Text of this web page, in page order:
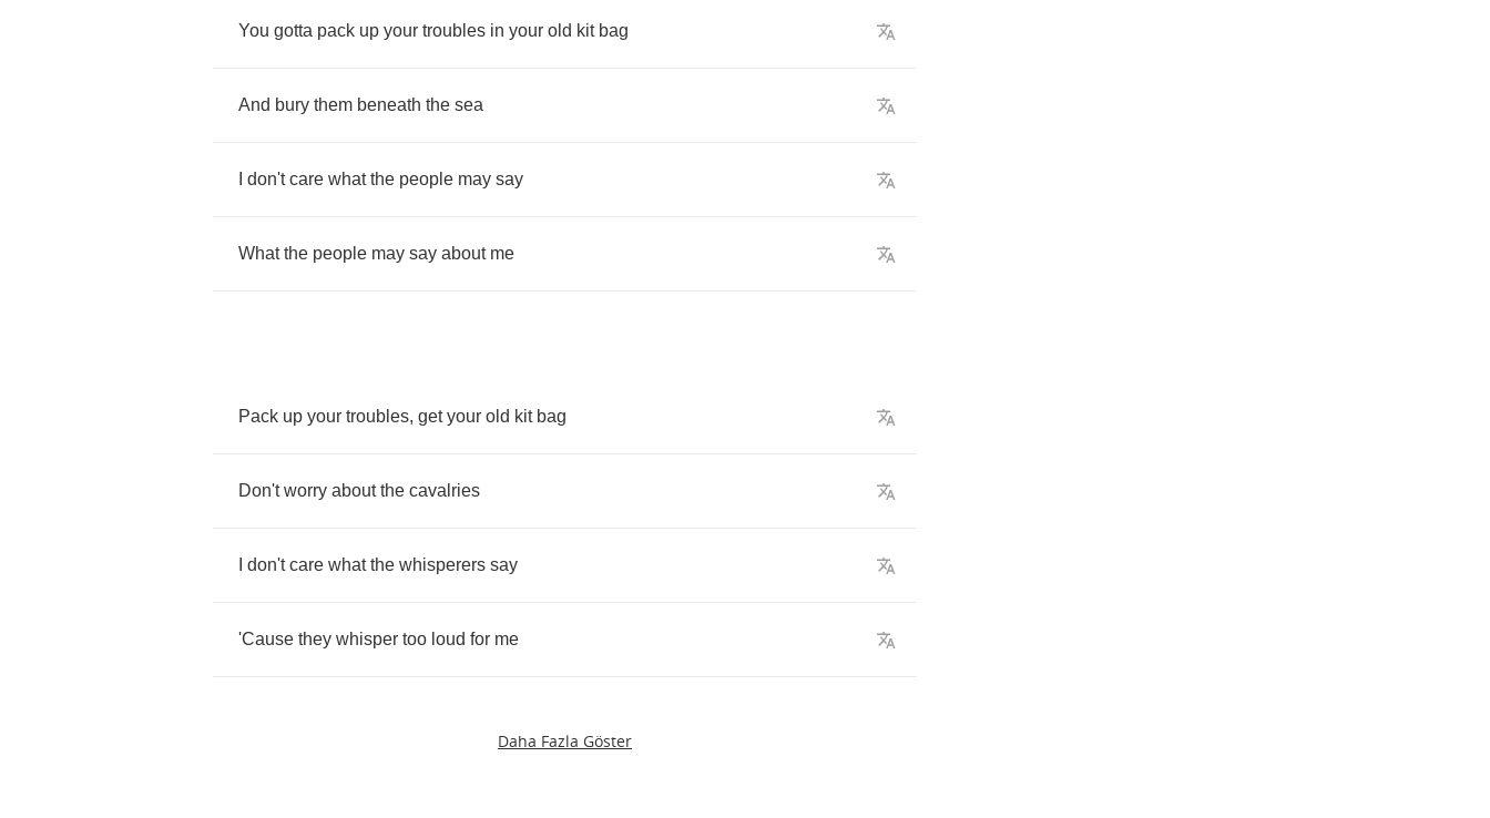
You gotta pack up your troubles in your old kit bag
And bury them beneath the sea
don't care what the people may say
What the people may say about me
Pack up your troubles, get your old kit bag
Don't worry about the cavalries
don't care what the whisperers say
'Cause they whisper too loud for me
Daha Fazla Göster